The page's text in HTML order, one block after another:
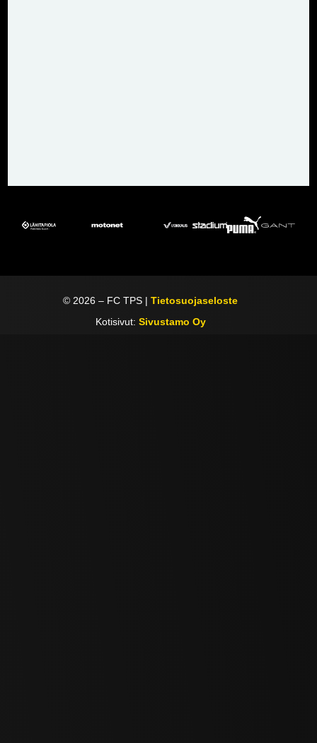
© 2026 – FC TPS |Tietosuojaseloste
Kotisivut: Sivustamo Oy